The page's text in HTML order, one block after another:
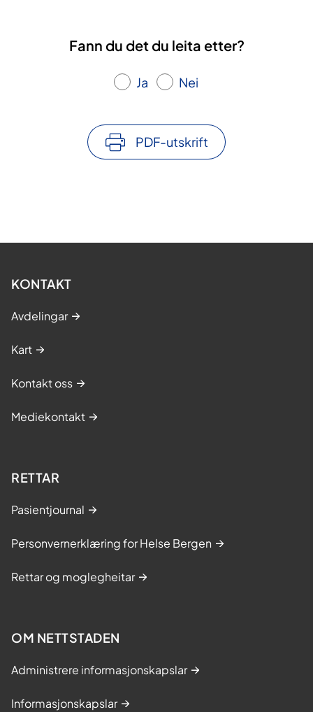
Fann du det du leita etter?
Ja Nei
PDF-utskrift
KONTAKT
Avdelingar
Kart
Kontakt oss
Mediekontakt
RETTAR
Pasientjournal
Personvernerklæring for Helse Bergen
Rettar og moglegheitar
OM NETTSTADEN
Administrere informasjonskapslar
Informasjonskapslar